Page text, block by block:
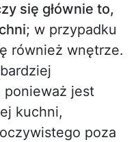
się głównie to,
; w przypadku
również wnętrze.
ponieważ jest
kuchni,
poza